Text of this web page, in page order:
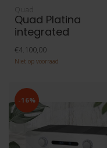
Quad
Quad Platina
integrated
€4.100,00
Niet op voorraad
-16%